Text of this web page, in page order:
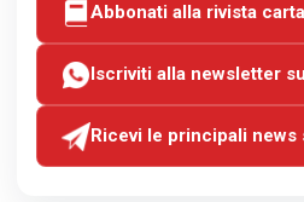
Abbonati alla rivista
Iscriviti alla newsletter
Ricevi le principali news